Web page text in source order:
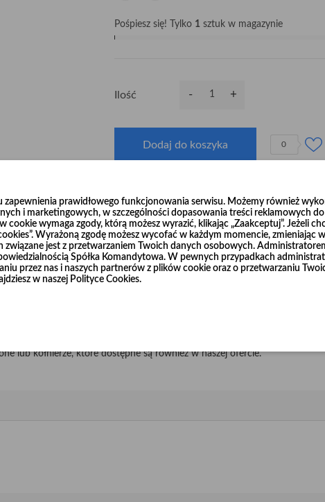
Pośpiesz się! Tylko 1 sztuk w magazynie
Ilość - +
Dodaj do koszyka 0
blachy czarnej o grubości 2 mm i 3 mm.
1 m (dla średnic odØ100 do Ø300) oraz w odcinkach 1 m i 2 m
w odcinkach 1 m i 2 m (dla średnic od
według życzenia Klienta.
rur, ponieważ jest to produkt wymagający większej obróbki.
lub kołnierze, które dostępne są również w naszej ofercie.
prawidłowego funkcjonowania serwisu. Możemy również
i marketingowych, w szczególności dopasowania treści reklamowych
wymaga zgody, którą możesz wyrazić, klikając „Zaakceptuj”. Jeżeli
Wyrażoną zgodę możesz wycofać w każdym momencie, zmieniając
związane jest z przetwarzaniem Twoich danych osobowych.
Spółka Komandytowa. W pewnych przypadkach
przez nas i naszych partnerów z plików cookie oraz o przetwarzaniu
w naszej Polityce Cookies.